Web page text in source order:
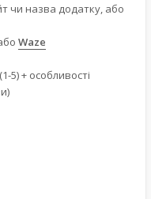
чи назва додатку, або
Waze
5) + особливості